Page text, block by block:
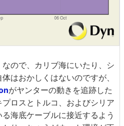
ので、カリブ海にいたり、シ
はおかしくはないのですが、
がヤンターの動きを追跡した
ロスとトルコ、およびシリア
海底ケーブルに接近するよう